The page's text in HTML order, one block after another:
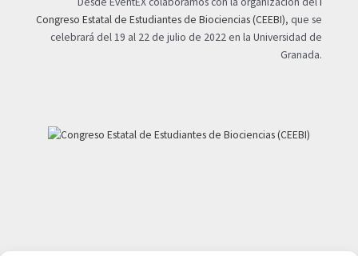
Congreso Estatal de Estudiantes de Biociencias (CEEBI), que se
celebrará del 19 al 22 de julio de 2022 en la Universidad de
Granada.